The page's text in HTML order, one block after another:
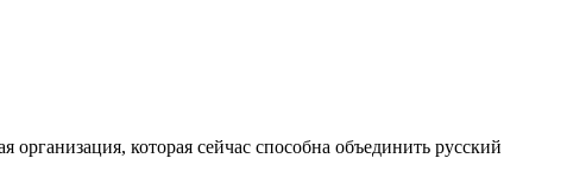
которая сейчас способна объединить русский